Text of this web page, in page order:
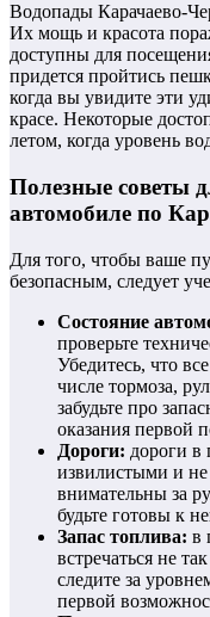
Водопады Карачаево-
Их мощь и красота
доступны для
придется пройтись
когда вы увидите эти
красе. Некоторые
летом, когда уровень
Полезные советы
автомобиле по
Для того, чтобы ваше
безопасным, следует
Состояние
проверьте
Убедитесь, что
числе тормоза,
забудьте про
оказания первой
Дороги: дороги в
извилистыми и не
внимательны за
будьте готовы к
Запас топлива: в
встречаться не
следите за
первой